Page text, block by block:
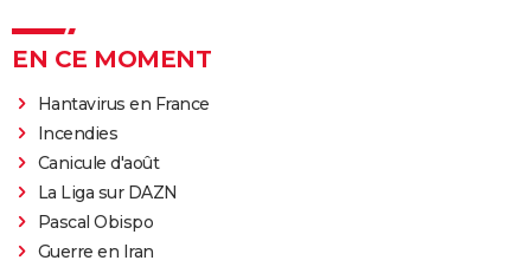
EN CE MOMENT
Hantavirus en France
Incendies
Canicule d'août
La Liga sur DAZN
Pascal Obispo
Guerre en Iran